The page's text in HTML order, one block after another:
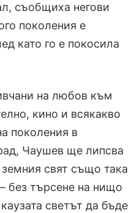
съобщиха негови
поколения е
като го е покосила
на любов към
кино и всякакво
поколения в
Чаушев ще липсва
свят също така
без търсене на нищо
светът да бъде